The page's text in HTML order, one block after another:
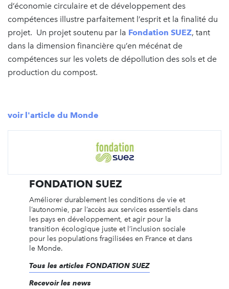
d’économie circulaire et de développement des
compétences illustre parfaitement l’esprit et la finalité du
projet. Un projet soutenu par la Fondation SUEZ, tant
dans la dimension financière qu’en mécénat de
compétences sur les volets de dépollution des sols et de
production du compost.
voir l'article du Monde
FONDATION SUEZ
Améliorer durablement les conditions de vie et
l’autonomie, par l’accès aux services essentiels dans
les pays en développement, et agir pour la
transition écologique juste et l’inclusion sociale
pour les populations fragilisées en France et dans
le Monde.
Tous les articles FONDATION SUEZ
Recevoir les news